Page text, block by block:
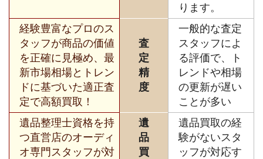
ります。
経験豊富なプロのス
タッフが商品の価値
を正確に見極め、最
新市場相場とトレン
ドに基づいた適正査
定で高額買取！
査
定
精
度
一般的な査定
スタッフによ
る評価で、ト
レンドや相場
の更新が遅い
ことが多い
遺品整理士資格を持
つ直営店のオーディ
オ専門スタッフが対
遺
品
買
遺品買取の経
験がないスタ
ッフが対応す